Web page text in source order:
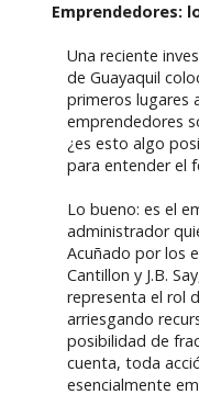
Emprendedores:
Una reciente
de Guayaquil
primeros lugares
emprendedores
¿es esto algo
para entender el
Lo bueno: es el
administrador
Acuñado por los
Cantillon y J.B.
representa el rol
arriesgando
posibilidad de
cuenta, toda
esencialmente